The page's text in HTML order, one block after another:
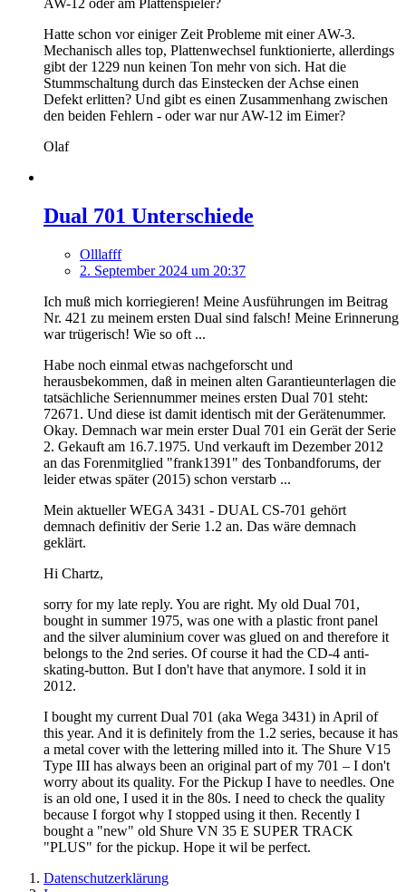
AW-12 oder am Plattenspieler?
Hatte schon vor einiger Zeit Probleme mit einer AW-3.
Mechanisch alles top, Plattenwechsel funktionierte, allerdings
gibt der 1229 nun keinen Ton mehr von sich. Hat die
Stummschaltung durch das Einstecken der Achse einen
Defekt erlitten? Und gibt es einen Zusammenhang zwischen
den beiden Fehlern - oder war nur AW-12 im Eimer?
Olaf
Dual 701 Unterschiede
Olllafff
2. September 2024 um 20:37
Ich muß mich korriegieren! Meine Ausführungen im Beitrag
Nr. 421 zu meinem ersten Dual sind falsch! Meine Erinnerung
war trügerisch! Wie so oft ...
Habe noch einmal etwas nachgeforscht und
herausbekommen, daß in meinen alten Garantieunterlagen die
tatsächliche Seriennummer meines ersten Dual 701 steht:
72671. Und diese ist damit identisch mit der Gerätenummer.
Okay. Demnach war mein erster Dual 701 ein Gerät der Serie
2. Gekauft am 16.7.1975. Und verkauft im Dezember 2012
an das Forenmitglied "frank1391" des Tonbandforums, der
leider etwas später (2015) schon verstarb ...
Mein aktueller WEGA 3431 - DUAL CS-701 gehört
demnach definitiv der Serie 1.2 an. Das wäre demnach
geklärt.
Hi Chartz,
sorry for my late reply. You are right. My old Dual 701,
bought in summer 1975, was one with a plastic front panel
and the silver aluminium cover was glued on and therefore it
belongs to the 2nd series. Of course it had the CD-4 anti-
skating-button. But I don't have that anymore. I sold it in
2012.
I bought my current Dual 701 (aka Wega 3431) in April of
this year. And it is definitely from the 1.2 series, because it has
a metal cover with the lettering milled into it. The Shure V15
Type III has always been an original part of my 701 – I don't
worry about its quality. For the Pickup I have to needles. One
is an old one, I used it in the 80s. I need to check the quality
because I forgot why I stopped using it then. Recently I
bought a "new" old Shure VN 35 E SUPER TRACK
"PLUS" for the pickup. Hope it wil be perfect.
Datenschutzerklärung